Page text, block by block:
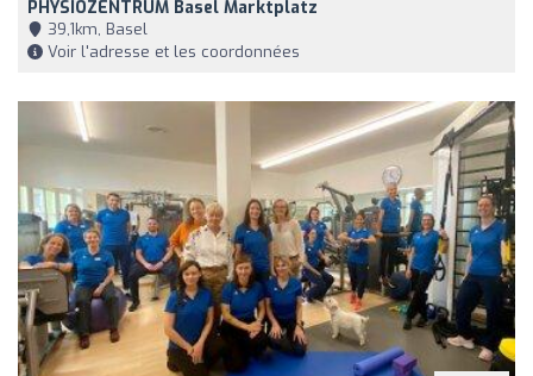
PHYSIOZENTRUM Basel Marktplatz
39,1km, Basel
Voir l'adresse et les coordonnées